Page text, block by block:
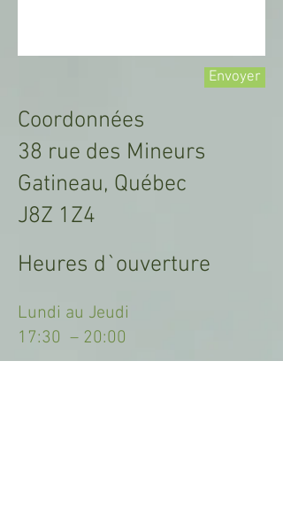
Envoyer
Coordonnées
38 rue des Mineurs
Gatineau, Québec
J8Z 1Z4
Heures d`ouverture
Lundi au Jeudi
17:30 – 20:00